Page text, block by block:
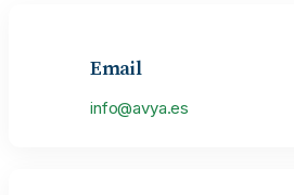
Email
info@avya.es